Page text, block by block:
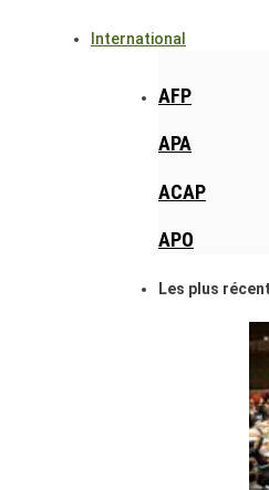
International
AFP
APA
ACAP
APO
Les plus